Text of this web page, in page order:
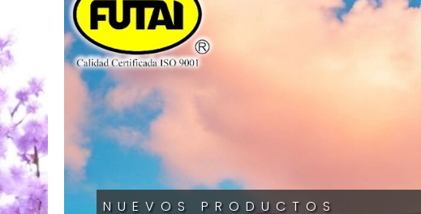
NUEVOS PRODUCTOS